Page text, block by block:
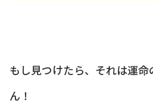
もし見つけたら、それは運
ん！